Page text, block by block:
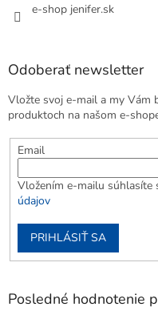
e-shop jenifer.sk
Odoberať newsletter
Vložte svoj e-mail a my Vám
produktoch na našom e-
Email
Vložením e-mailu súhlasíte
údajov
PRIHLÁSIŤ SA
Posledné hodnotenie